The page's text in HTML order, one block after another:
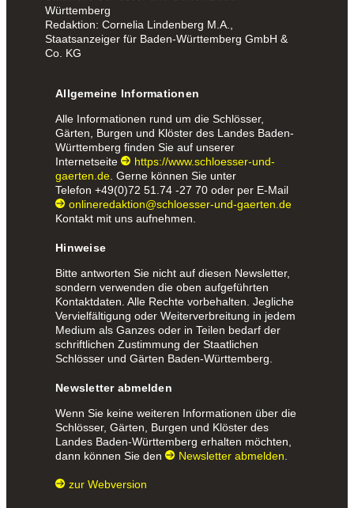
Württemberg
Redaktion: Cornelia Lindenberg M.A.,
Staatsanzeiger für Baden-Württemberg GmbH &
Co. KG
Allgemeine Informationen
Alle Informationen rund um die Schlösser,
Gärten, Burgen und Klöster des Landes Baden-
Württemberg finden Sie auf unserer
Internetseite
https://www.schloesser-und-
gaerten.de . Gerne können Sie unter
Telefon +49(0)72 51.74 -27 70 oder per E-Mail
onlineredaktion@schloesser-und-gaerten.de
Kontakt mit uns aufnehmen.
Hinweise
Bitte antworten Sie nicht auf diesen Newsletter,
sondern verwenden die oben aufgeführten
Kontaktdaten. Alle Rechte vorbehalten. Jegliche
Vervielfältigung oder Weiterverbreitung in jedem
Medium als Ganzes oder in Teilen bedarf der
schriftlichen Zustimmung der Staatlichen
Schlösser und Gärten Baden-Württemberg.
Newsletter abmelden
Wenn Sie keine weiteren Informationen über die
Schlösser, Gärten, Burgen und Klöster des
Landes Baden-Württemberg erhalten möchten,
dann können Sie den
Newsletter abmelden
zur Webversion